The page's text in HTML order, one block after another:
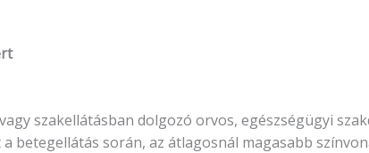
szakellátásban dolgozó orvos, egészségügyi
betegellátás során, az átlagosnál magasabb